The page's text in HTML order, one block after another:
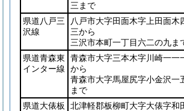
三まで
県道八戸三
沢線
八戸市大字田面木字上田面木
三から
三沢市本町一丁目六二の九ま
県道青森東
インター線
青森市大字三本木字川崎一一
から
青森市大字馬屋尻字小金沢一
まで
県道大俵板
北津軽郡板柳町大字大俵字和